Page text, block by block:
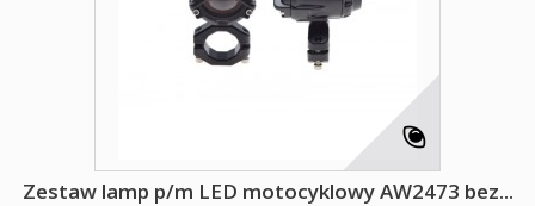
Zestaw lamp p/m LED motocyklowy AW2473 bez...